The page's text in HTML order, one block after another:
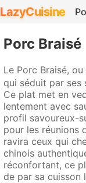
LazyCuisine
Porc Braisé
Le Porc Braisé,
qui séduit par ses
Ce plat met en
lentement avec
profil savoureux-
pour les réunions
ravira ceux qui
chinois
réconfortant, ce
de par sa cuisson